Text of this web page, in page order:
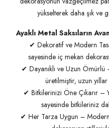
yükselterek daha şık ve
Ayaklı Metal Saksıların
✔ Dekoratif ve Modern
sayesinde iç mekan
✔ Dayanıklı ve Uzun
üretilmiştir, uzun
✔ Bitkilerinizi Öne Çıkarır –
sayesinde bitkileriniz
✔ Her Tarza Uygun –